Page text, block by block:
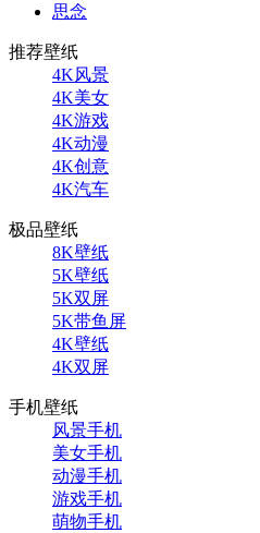
思念
推荐壁纸
4K风景
4K美女
4K游戏
4K动漫
4K创意
4K汽车
极品壁纸
8K壁纸
5K壁纸
5K双屏
5K带鱼屏
4K壁纸
4K双屏
手机壁纸
风景手机
美女手机
动漫手机
游戏手机
萌物手机